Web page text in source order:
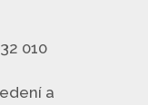
010
a